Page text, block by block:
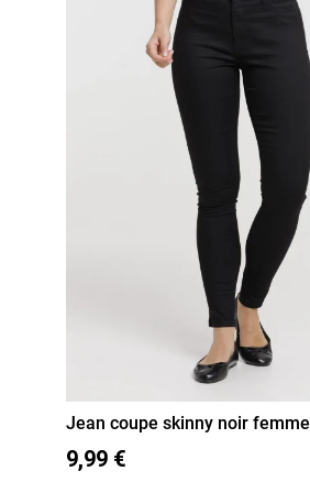
36
Jean coupe skinny noir femme
9,99 €